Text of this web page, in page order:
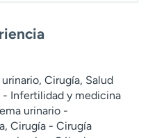
Cirugía, Salud
- Infertilidad y medicina
urinario -
Cirugía - Cirugía